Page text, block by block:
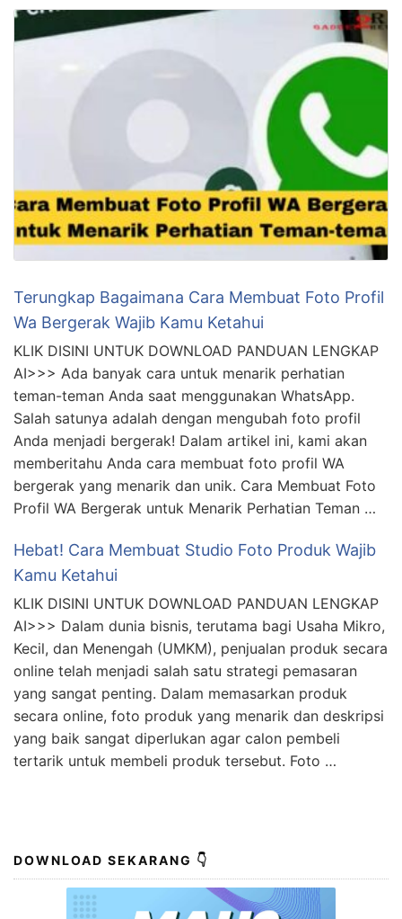
merencanakan untuk membuat katalog produk yang
menarik untuk bisnis Anda? Berikut ini adalah
beberapa tips desain katalog produk yang sukses
yang bisa Anda terapkan. Dengan mengikuti tips ini, …
Terungkap Bagaimana Cara Membuat Foto Profil
Wa Bergerak Wajib Kamu Ketahui
KLIK DISINI UNTUK DOWNLOAD PANDUAN LENGKAP
AI>>> Ada banyak cara untuk menarik perhatian
teman-teman Anda saat menggunakan WhatsApp.
Anda menjadi bergerak! Dalam artikel ini, kami akan
memberitahu Anda cara membuat foto profil WA
bergerak yang menarik dan unik. Cara Membuat Foto
Profil WA Bergerak untuk Menarik Perhatian Teman …
Hebat! Cara Membuat Studio Foto Produk Wajib
Kamu Ketahui
KLIK DISINI UNTUK DOWNLOAD PANDUAN LENGKAP
AI>>> Dalam dunia bisnis, terutama bagi Usaha Mikro,
Kecil, dan Menengah (UMKM), penjualan produk secara
yang baik sangat diperlukan agar calon pembeli
tertarik untuk membeli produk tersebut. Foto …